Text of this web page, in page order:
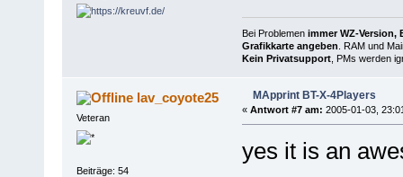
Bei Problemen immer WZ-Version,
Grafikkarte angeben. RAM und
Kein Privatsupport, PMs werden
lav_coyote25
Veteran
Beiträge: 54
MApprint BT-X-4Players
« Antwort #7 am: 2005-01-03,
yes it is an